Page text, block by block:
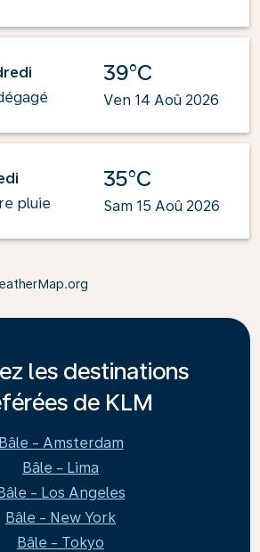
39°C
Ven 14 Aoû 2026
pluie
35°C
Sam 15 Aoû 2026
les destinations
de KLM
Bâle - Amsterdam
Bâle - Lima
- Los Angeles
Bâle - New York
Bâle - Tokyo